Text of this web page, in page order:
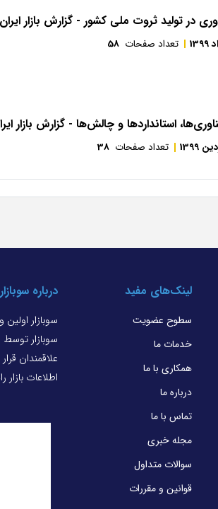
در تولید ثروت ملی کشور - گزارش بازار ایران
تعداد صفحات 58
استانداردها و چالش‌ها - گزارش بازار
1399 تعداد صفحات 38
لینک‌های مفید
سطوح عضویت
خدمات ما
همکاری با ما
درباره ما
تماس با ما
مجله خبری
سوالات متداول
قوانین و مقررات
درباره سوبازار
سوبازار
سوبازار
علاقمندان
اطلاعات